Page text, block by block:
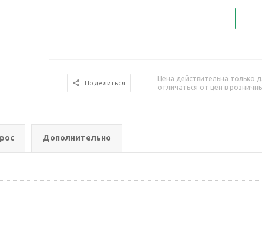
Поделиться
Цена действительна только
отличаться от цен в
Дополнительно